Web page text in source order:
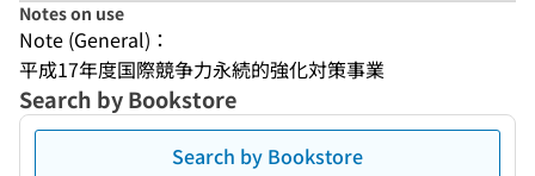
Notes on use
Note (General)：
平成17年度国際競争力永続的強化対策事業
Search by Bookstore
Search by Bookstore